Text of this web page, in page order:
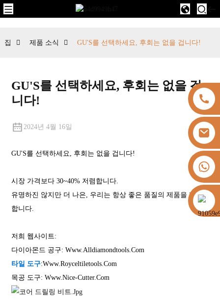
https://vk.com/id855439469
집 제품 소식 GU'S를 선택하세요, 후회는 없을 겁니다!
GU'S를 선택하세요, 후회는 없을 겁
니다!
2024년 4월 16일
GU'S를 선택하세요, 후회는 없을 겁니다!
시장 가격보다 30~40% 저렴합니다.
유명하진 않지만 더 나은, 우리는 항상 좋은 품질의 제품을 제공
합니다.
저희 웹사이트:
다이아몬드 공구: Www.alldiamondtools.com
타일 ​​도구:Www.royceltiletools.com
목공 도구: Www.nice-Cutter.com